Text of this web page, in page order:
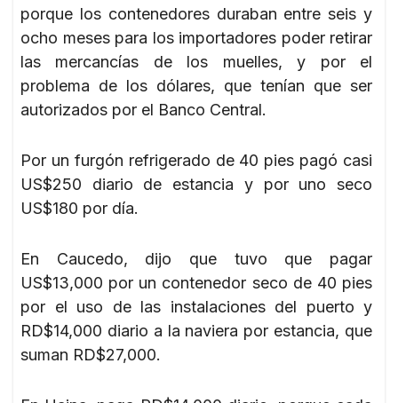
porque los contenedores duraban entre seis y
ocho meses para los importadores poder retirar
las mercancías de los muelles, y por el
problema de los dólares, que tenían que ser
autorizados por el Banco Central.
Por un furgón refrigerado de 40 pies pagó casi
US$250 diario de estancia y por uno seco
US$180 por día.
En Caucedo, dijo que tuvo que pagar
US$13,000 por un contenedor seco de 40 pies
por el uso de las instalaciones del puerto y
RD$14,000 diario a la naviera por estancia, que
suman RD$27,000.